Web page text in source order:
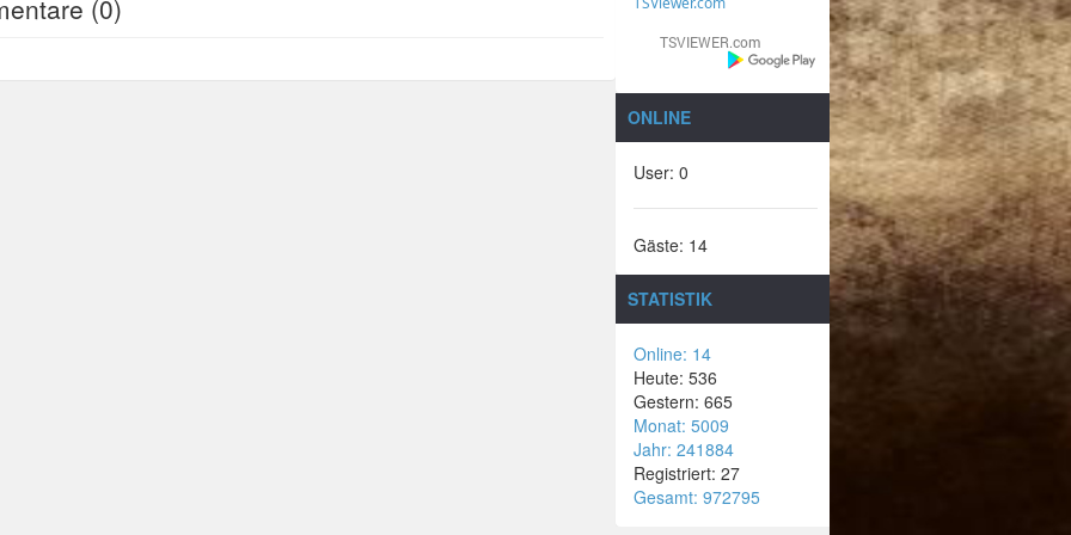
(0)
ONLINE
User: 0
Gäste: 14
STATISTIK
Online: 14
Heute: 536
Gestern: 665
Monat: 5009
Jahr: 241884
Registriert: 27
Gesamt: 972795